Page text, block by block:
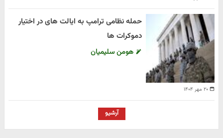
۲۰ مهر ۱۴۰۴
حمله نظامی ترامپ به ایالت های در اختیار
دموکرات ها
هومن سلیمیان
آرشیو